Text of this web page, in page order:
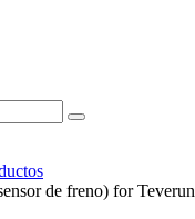
de freno) for Teverun